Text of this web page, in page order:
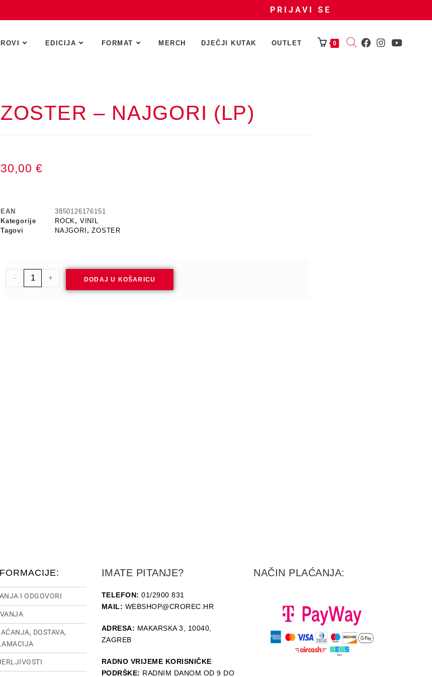
PRIJAVI SE
EDICIJA FORMAT MERCH DJEČJI KUTAK OUTLET 0
ZOSTER – NAJGORI (LP)
30,00 €
EAN
3850126176151
Kategorije
ROCK, VINIL
Tagovi
NAJGORI ,ZOSTER
- + DODAJ U KOŠARICU
I ODGOVORI
DOSTAVA,
IMATE PITANJE?
TELEFON: 01/2900 831
MAIL: WEBSHOP@CROREC.HR
ADRESA: MAKARSKA 3, 10040,
ZAGREB
RADNO VRIJEME KORISNIČKE
PODRŠKE: RADNIM DANOM OD 9 DO
NAČIN PLAĆANJA: